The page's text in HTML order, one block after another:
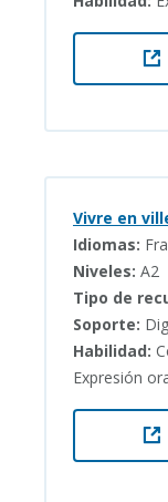
Vivre en
Idiomas:
Niveles: A2
Tipo de
Soporte:
Habilidad:
Expresión